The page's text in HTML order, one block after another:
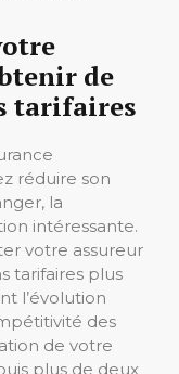
de
tarifaires
réduire son
la
intéressante.
votre assureur
tarifaires plus
l’évolution
des
de votre
plus de deux